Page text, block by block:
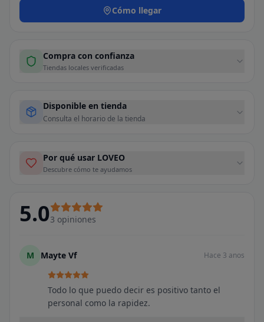
Cómo llegar
Compra con confianza
Tiendas locales verificadas
Disponible en tienda
Consulta el horario de la tienda
Por qué usar LOVEO
Descubre cómo te ayudamos
5.03 opiniones
M Mayte Vf Hace 3 anos
Todo lo que puedo decir es positivo tanto el
personal como la rapidez.